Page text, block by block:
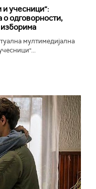
учесници“:
о одговорности,
мултимедијална